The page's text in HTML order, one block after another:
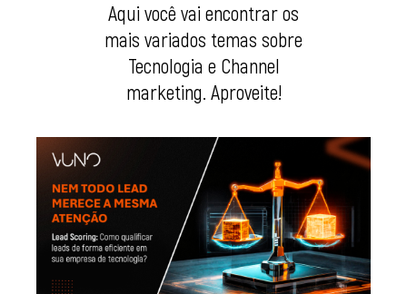
Aqui você vai encontrar os
mais variados temas sobre
Tecnologia e Channel
marketing. Aproveite!